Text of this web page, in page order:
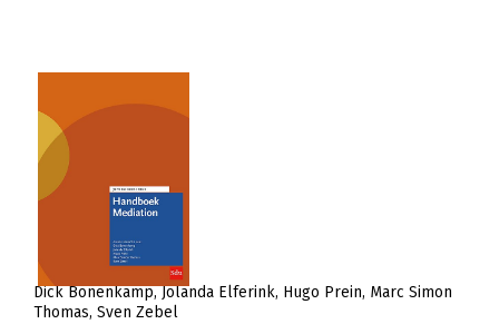
Dick Bonenkamp Jolanda Elferink Hugo Prein Marc Simon
Thomas Sven Zebel